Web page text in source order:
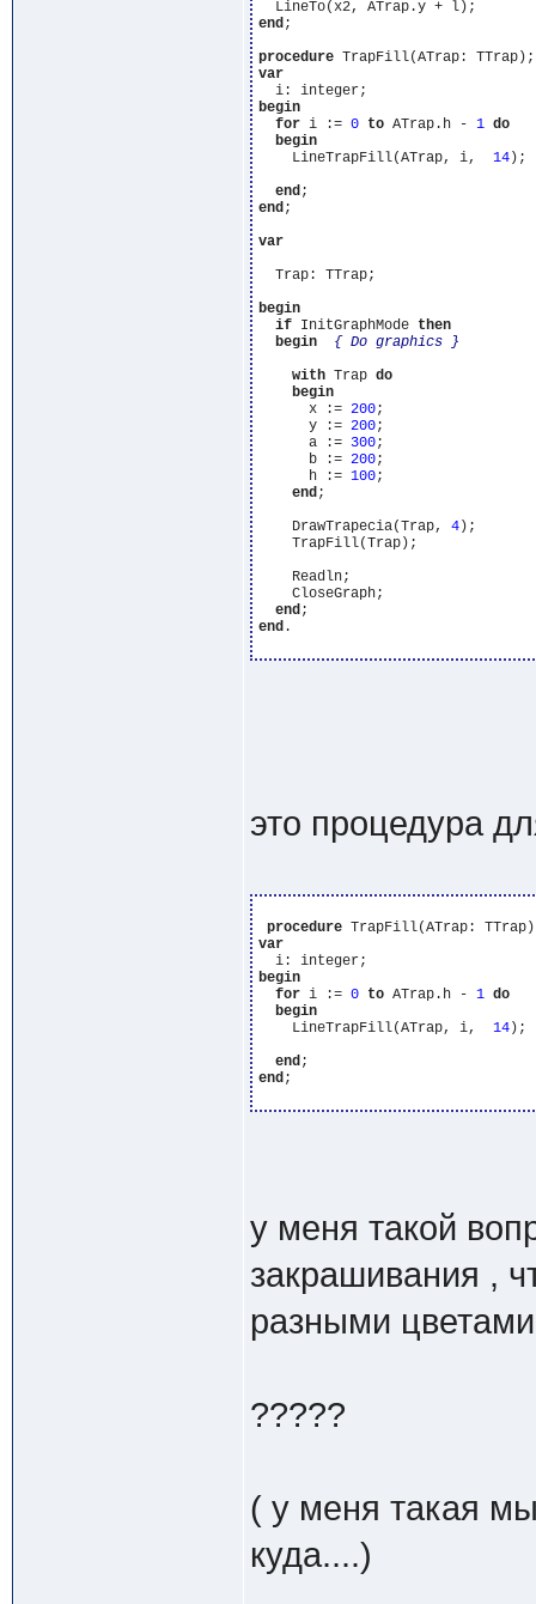
end;
procedure
var
begin
for i := 0 to ATrap.h - 1 do
begin
    LineTrapFill(ATrap, i,
14);
end
end;
var
  Trap: TTrap;
begin
if InitGraphMode then
begin
{ Do graphics }
with Trap do
begin
      x :=
200;
      y :=
200;
      a :=
300;
      b :=
200;
      h :=
100;
end;
    DrawTrapecia(Trap,
4);
    TrapFill(Trap);
    Readln;
    CloseGraph;
end
end.
это процедура
procedure
var
begin
for i := 0 to ATrap.h - 1 do
begin
    LineTrapFill(ATrap, i,
14);
end
end;
у меня такой
закрашивания ,
разными цветами
?????
( у меня такая
куда....)